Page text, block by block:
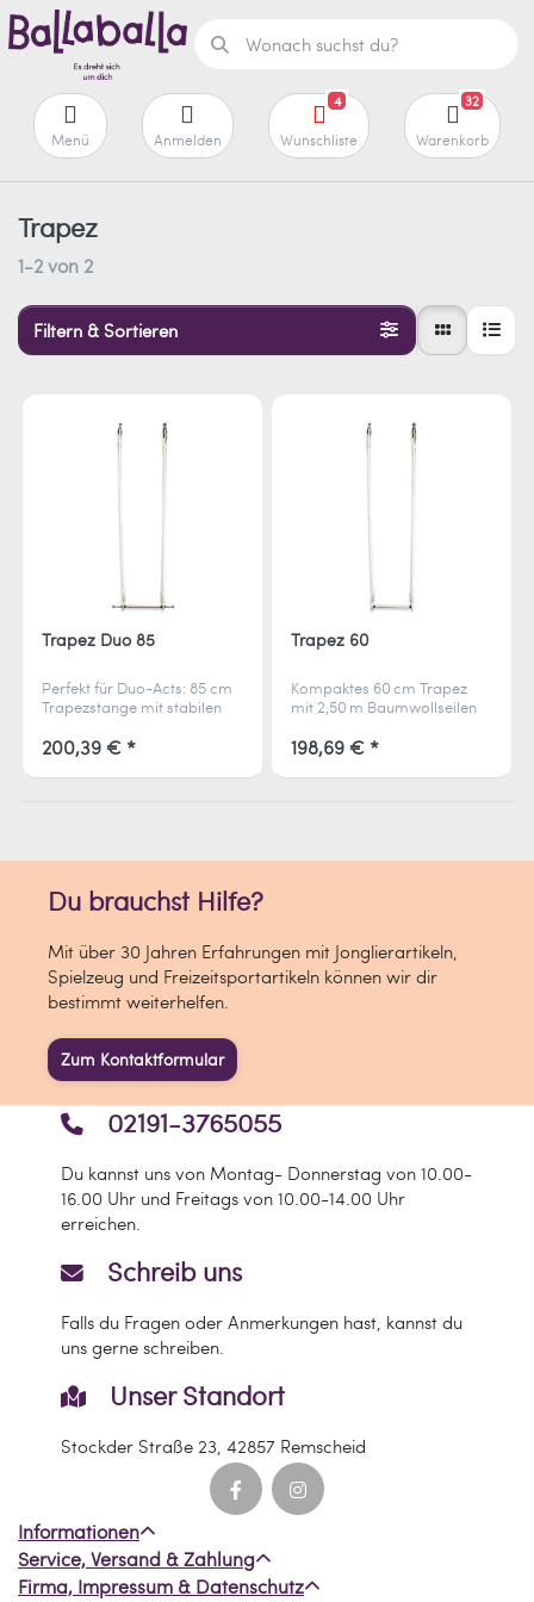
Menü Anmelden
4
Wunschliste
32
Warenkorb
Trapez
1-2von 2
Filtern & Sortieren
Trapez Duo 85
Perfekt für Duo-Acts: 85 cm
Trapezstange mit stabilen
Karabinern – bereit für eure
gemeinsame Luftakrobatik.
200,39 € *
Trapez 60
Kompaktes 60 cm Trapez
mit 2,50 m Baumwollseilen
Solo-Artistik auf kleiner
Bühne oder im Training.
198,69 € *
Du brauchst Hilfe?
Mit über 30 Jahren Erfahrungen mit Jonglierartikeln,
Spielzeug und Freizeitsportartikeln können wir dir
bestimmt weiterhelfen.
Zum Kontaktformular
Schreib uns
Falls du Fragen oder Anmerkungen hast, kannst du
uns gerne schreiben.
02191-3765055
Du kannst uns von Montag- Donnerstag von 10.00-
16.00 Uhr und Freitags von 10.00-14.00 Uhr
erreichen.
Unser Standort
Stockder Straße 23, 42857 Remscheid
Informationen
Service, Versand & Zahlung
Firma, Impressum & Datenschutz